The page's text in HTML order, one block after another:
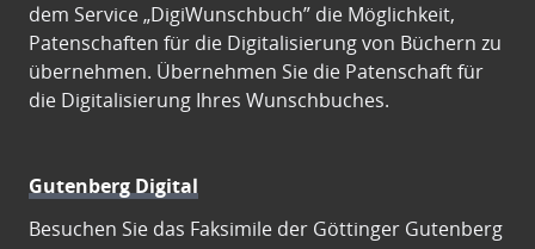
dem Service „DigiWunschbuch” die Möglichkeit,
Patenschaften für die Digitalisierung von Büchern zu
übernehmen. Übernehmen Sie die Patenschaft für
die Digitalisierung Ihres Wunschbuches.
Gutenberg Digital
Besuchen Sie das Faksimile der Göttinger Gutenberg